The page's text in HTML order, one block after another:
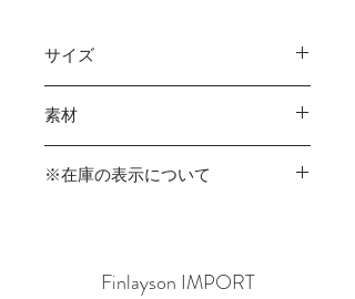
サイズ
（148x105）
素材
※在庫の表示について
その場合はご連絡させていただきます
Finlayson IMPORT